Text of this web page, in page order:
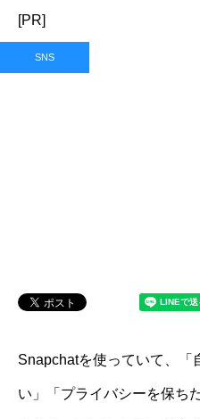
[PR]
SNS
Snapchatを使っていて、「
い」「プライバシーを保ち